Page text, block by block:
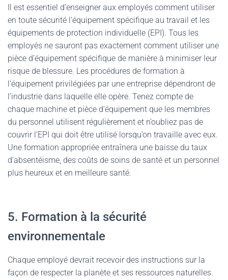
Il est essentiel d’enseigner aux employés comment utiliser
en toute sécurité l’équipement spécifique au travail et les
équipements de protection individuelle (EPI). Tous les
employés ne sauront pas exactement comment utiliser une
pièce d’équipement spécifique de manière à minimiser leur
risque de blessure. Les procédures de formation à
l’équipement privilégiées par une entreprise dépendront de
l’industrie dans laquelle elle opère. Tenez compte de
chaque machine et pièce d’équipement que les membres
du personnel utilisent régulièrement et n’oubliez pas de
couvrir l’EPI qui doit être utilisé lorsqu’on travaille avec eux.
Une formation appropriée entraînera une baisse du taux
d’absentéisme, des coûts de soins de santé et un personnel
plus heureux et en meilleure santé.
5. Formation à la sécurité
environnementale
Chaque employé devrait recevoir des instructions sur la
façon de respecter la planète et ses ressources naturelles.